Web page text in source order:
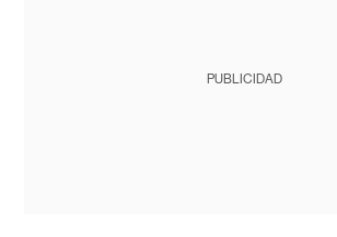
PUBLICIDAD